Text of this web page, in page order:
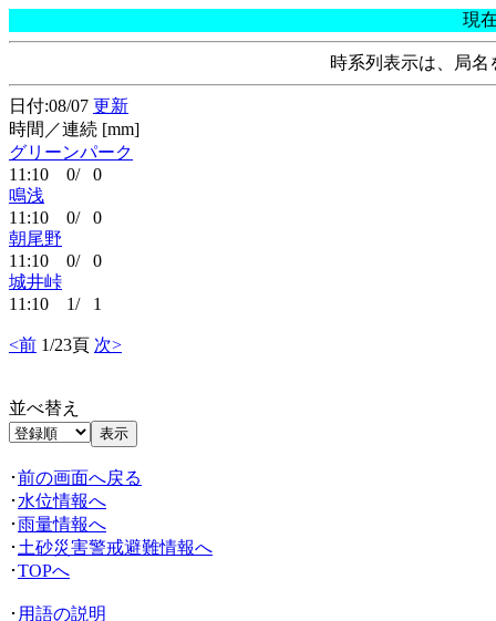
現
時系列表示は、局
日付:08/07 更新
時間／連続 [mm]
グリーンパーク
11:10 0/ 0
鳴浅
11:10 0/ 0
朝尾野
11:10 0/ 0
城井峠
11:10 1/ 1
<前 1/23頁 次>
並べ替え
･前の画面へ戻る
･ 水位情報へ
･雨量情報へ
･ 土砂災害警戒避難情報へ
･TOPへ
･ 用語の説明